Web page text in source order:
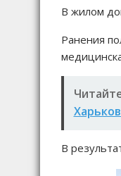
В жилом
Ранения
В